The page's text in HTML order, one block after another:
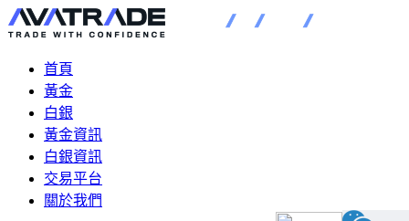
首頁
黃金
白銀
黃金資訊
白銀資訊
交易平台
關於我們